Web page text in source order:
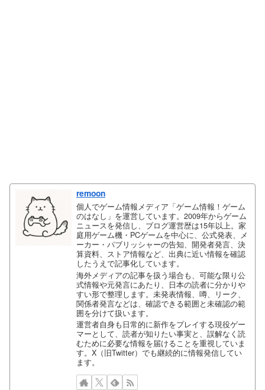
remoon
個人でゲーム情報メディア「ゲーム情報！ゲーム
のはなし」を運営しています。2009年からゲーム
ニュースを発信し、ブログ運営歴は15年以上。家
庭用ゲーム機・PCゲームを中心に、公式発表、メ
ーカー・パブリッシャーの告知、開発者発言、決
算資料、ストア情報など、出典に近い情報を確認
したうえで記事化しています。
海外メディアの記事を扱う場合も、可能な限り公
式情報や元発言にあたり、日本の読者に分かりや
すい形で整理します。未発表情報、噂、リーク、
関係者発言などは、確認できる範囲と未確認の範
囲を分けて扱います。
運営者自身も日常的に新作をプレイする現役ゲー
マーとして、読者が知りたい事実と、誤解なく読
むために必要な情報を届けることを重視していま
す。X（旧Twitter）でも継続的に情報発信してい
ます。